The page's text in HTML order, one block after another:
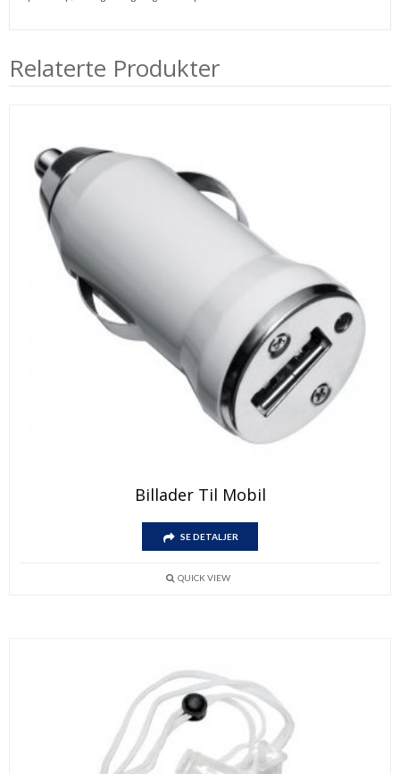
Relaterte Produkter
Billader Til Mobil
SE DETALJER
QUICK VIEW